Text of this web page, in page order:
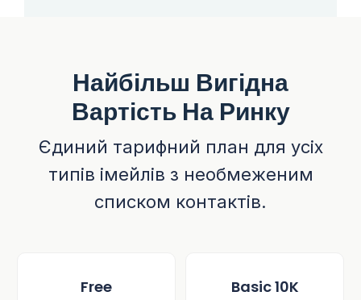
Найбільш Вигідна
Вартість На Ринку
Єдиний тарифний план для усіх
типів імейлів з необмеженим
списком контактів.
Free Basic 10K